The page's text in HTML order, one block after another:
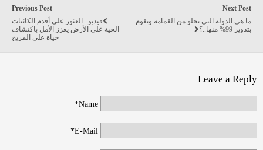
Previous Post
فيديو.. العثور على أقدم الكائنات
الحية على الأرض يعزز الأمل باكتشاف
حياة على المريخ
Next Post
ما هي الدولة التي تخلو من القمامة وتقوم
بتدوير 99% منها..؟
Leave a Reply
Name*
E-Mail*